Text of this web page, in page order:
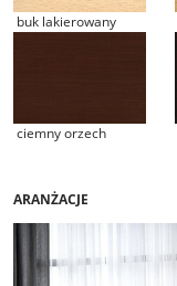
buk lakierowany
ciemny orzech
ARANŻACJE